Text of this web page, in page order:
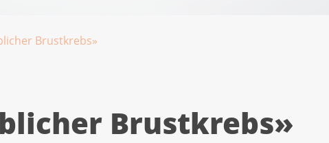
Brustkrebs»
Brustkrebs»